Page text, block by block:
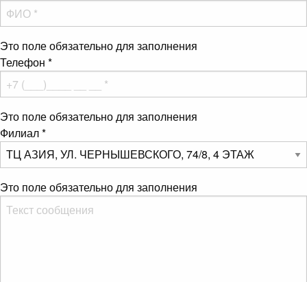
Это поле обязательно для заполнения
Телефон *
Это поле обязательно для заполнения
Филиал*
Это поле обязательно для заполнения